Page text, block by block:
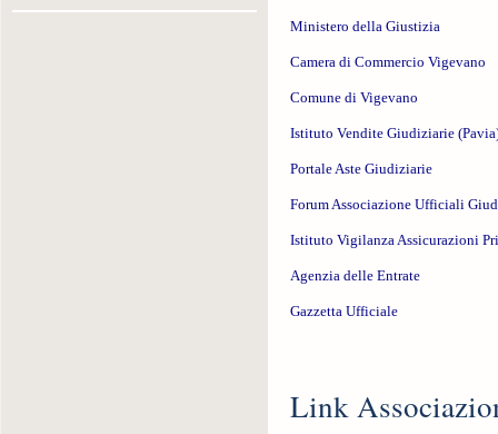
Ministero della Giustizia
Camera di Commercio Vigevano
Comune di Vigevano
Istituto Vendite Giudiziarie
Portale Aste Giudiziarie
Forum Associazione Ufficiali
Istituto Vigilanza Assicurazioni
Agenzia delle Entrate
Gazzetta Ufficiale
Link